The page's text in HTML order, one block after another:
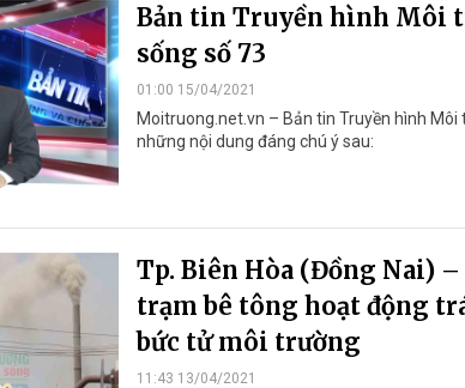
Bản tin Truyền hình Môi
sống số 73
01:00 15/04/2021
Moitruong.net.vn – Bản tin Truyền hình Môi
những nội dung đáng chú ý sau:
Tp. Biên Hòa (Đồng Nai) –
trạm bê tông hoạt động
bức tử môi trường
11:43 13/04/2021